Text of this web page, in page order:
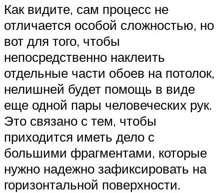
Как видите, сам процесс не
отличается особой сложностью, но
вот для того, чтобы
непосредственно наклеить
отдельные части обоев на потолок,
нелишней будет помощь в виде
еще одной пары человеческих рук.
Это связано с тем, чтобы
приходится иметь дело с
большими фрагментами, которые
нужно надежно зафиксировать на
горизонтальной поверхности.